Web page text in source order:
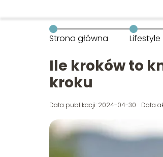
Strona główna Lifestyle
Ile kroków to
kroku
Data publikacji: 2024-04-30 Data